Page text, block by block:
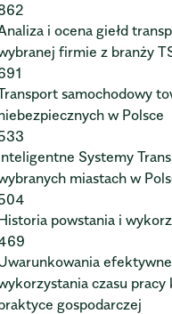
i ocena giełd
firmie z branży
samochodowy
w Polsce
Systemy
miastach w
powstania i
czasu
gospodarczej